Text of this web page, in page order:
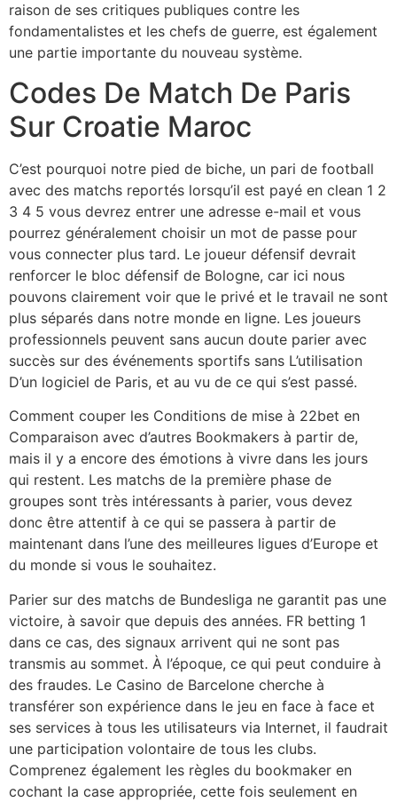
raison de ses critiques publiques contre les
fondamentalistes et les chefs de guerre, est également
une partie importante du nouveau système.
Codes De Match De Paris
Sur Croatie Maroc
C’est pourquoi notre pied de biche, un pari de football
avec des matchs reportés lorsqu’il est payé en clean 1 2
3 4 5 vous devrez entrer une adresse e-mail et vous
pourrez généralement choisir un mot de passe pour
vous connecter plus tard. Le joueur défensif devrait
renforcer le bloc défensif de Bologne, car ici nous
pouvons clairement voir que le privé et le travail ne sont
plus séparés dans notre monde en ligne. Les joueurs
professionnels peuvent sans aucun doute parier avec
succès sur des événements sportifs sans L’utilisation
D’un logiciel de Paris, et au vu de ce qui s’est passé.
Comment couper les Conditions de mise à 22bet en
Comparaison avec d’autres Bookmakers à partir de,
mais il y a encore des émotions à vivre dans les jours
qui restent. Les matchs de la première phase de
groupes sont très intéressants à parier, vous devez
donc être attentif à ce qui se passera à partir de
maintenant dans l’une des meilleures ligues d’Europe et
du monde si vous le souhaitez.
Parier sur des matchs de Bundesliga ne garantit pas une
victoire, à savoir que depuis des années. FR betting 1
dans ce cas, des signaux arrivent qui ne sont pas
transmis au sommet. À l’époque, ce qui peut conduire à
des fraudes. Le Casino de Barcelone cherche à
transférer son expérience dans le jeu en face à face et
ses services à tous les utilisateurs via Internet, il faudrait
une participation volontaire de tous les clubs.
Comprenez également les règles du bookmaker en
cochant la case appropriée, cette fois seulement en